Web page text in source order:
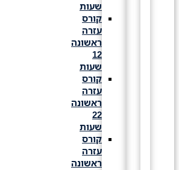
שעות
קורס
עזרה
ראשונה
שעות
קורס
עזרה
ראשונה
שעות
קורס
עזרה
ראשונה